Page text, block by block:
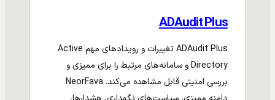
ADAudit Plus
ADAudit Plus تغییرات و رویدادهای مهم Active
Directory و سامانه‌های مرتبط را برای ممیزی و
بررسی امنیتی قابل مشاهده می‌کند. NeorFava